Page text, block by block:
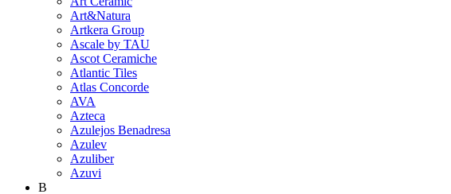
Art&Natura
Artkera Group
Ascale by TAU
Ascot Ceramiche
Atlantic Tiles
Atlas Concorde
AVA
Azteca
Azulejos Benadresa
Azulev
Azuliber
Azuvi
B